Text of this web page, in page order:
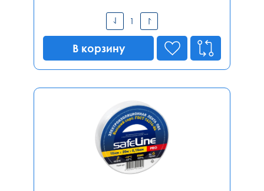
В корзину